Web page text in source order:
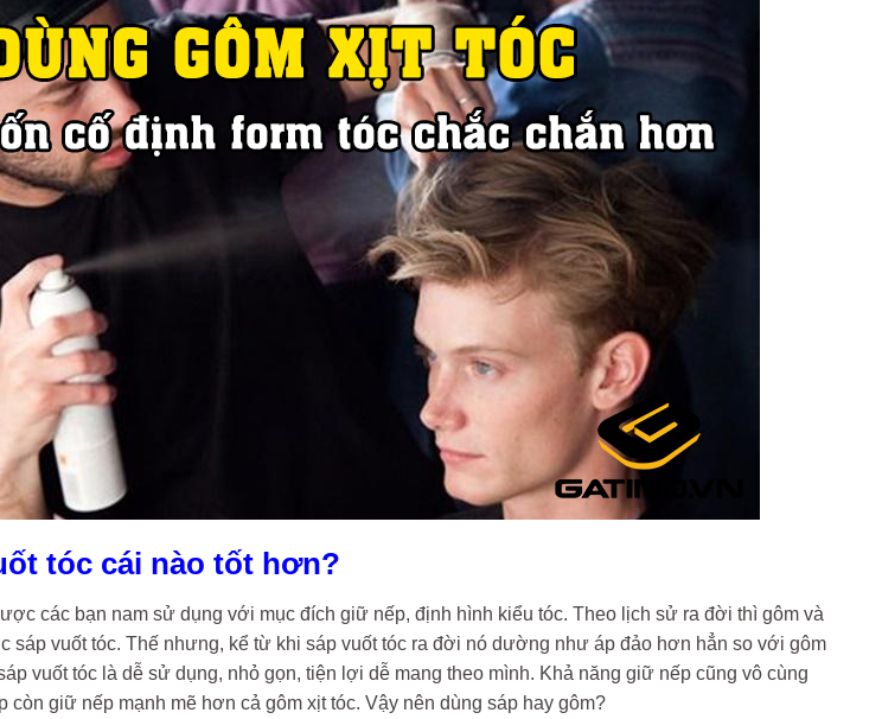
tóc cái nào tốt hơn?
các bạn nam sử dụng với mục đích giữ nếp, định hình kiểu tóc. Theo lịch sử ra đời thì gôm và
sáp vuốt tóc. Thế nhưng, kể từ khi sáp vuốt tóc ra đời nó dường như áp đảo hơn hẳn so với gôm
vuốt tóc là dễ sử dụng, nhỏ gọn, tiện lợi dễ mang theo mình. Khả năng giữ nếp cũng vô cùng
còn giữ nếp mạnh mẽ hơn cả gôm xịt tóc. Vậy nên dùng sáp hay gôm?